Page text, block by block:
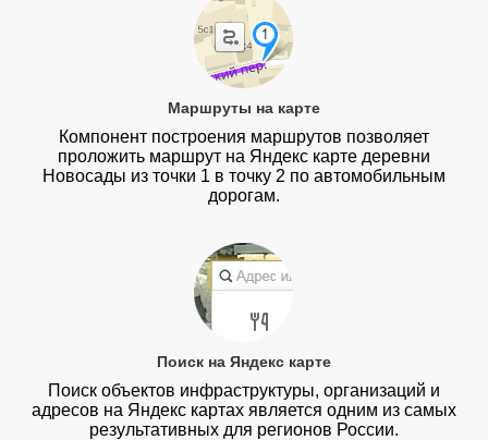
Маршруты на карте
Компонент построения маршрутов позволяет
проложить маршрут на Яндекс карте деревни
Новосады из точки 1 в точку 2 по автомобильным
дорогам.
Поиск на Яндекс карте
Поиск объектов инфраструктуры, организаций и
адресов на Яндекс картах является одним из самых
результативных для регионов России.